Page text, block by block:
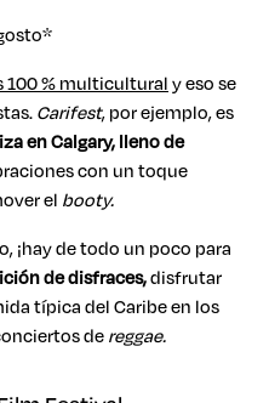
100 % multiculturaly eso se
Carifest, por ejemplo, es
en Calgary, lleno de
con un toque
el booty.
¡hay de todo un poco para
de disfraces,disfrutar
típica del Caribe en los
dereggae.